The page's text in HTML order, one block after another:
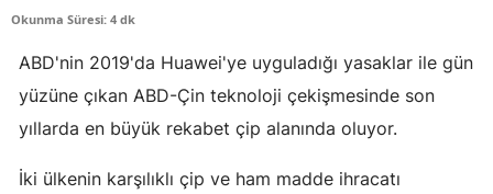
Denizli
Diyarbakır
Okunma Süresi: 4 dk
ABD'nin 2019'da Huawei'ye uyguladığı yasaklar ile gün
yüzüne çıkan ABD-Çin teknoloji çekişmesinde son
yıllarda en büyük rekabet çip alanında oluyor.
İki ülkenin karşılıklı çip ve ham madde ihracatı